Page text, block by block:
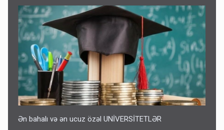
Ən bahalı və ən ucuz özəl UNİVERSİTETLƏR